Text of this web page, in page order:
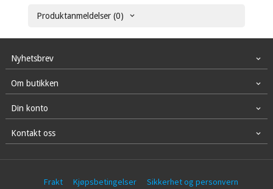
Produktanmeldelser (0)
Nyhetsbrev
Om butikken
Din konto
Kontakt oss
Frakt Kjøpsbetingelser Sikkerhet og personvern